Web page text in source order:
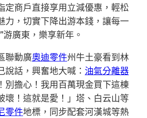
定商戶直接享用立減優惠，輕松
力，切實下降出游本錢，讓每一
游廣東，樂享新年。
聯動廣奧迪零件州牛土豪看到林
說話，興奮地大喊： 油氣分離器
別擔心！我用百萬現金買下這棟
壞！這就是愛！」塔、白云山等
零件地標，同步配套河漢城等熱